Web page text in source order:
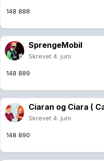
148 888
SprengeMobil
Skrevet 4. juni
148 889
Ciaran og Ciara (
Skrevet 4. juni
148 890